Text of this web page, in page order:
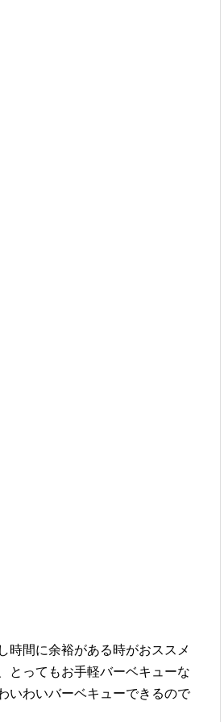
時間に余裕がある時がおススメ
とってもお手軽バーベキューな
いわいバーベキューできるので